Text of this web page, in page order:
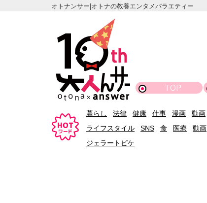
オトナンサー|オトナの教養エンタメバラエティー
TOP
暮らし 法律 健康 仕事 漫画 動画
ライフスタイル
SNS 食 医療 動画
ジェラートピケ